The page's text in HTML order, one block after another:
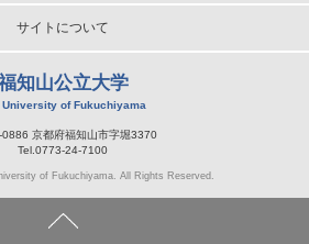
サイトについて
知山公立大学
University of Fukuchiyama
京都府福知山市字堀3370
Tel.0773-24-7100
of Fukuchiyama. All Rights Reserved.